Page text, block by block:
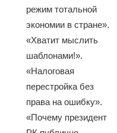
режим тотальной
экономии в стране».
«Хватит мыслить
шаблонами!».
«Налоговая
перестройка без
права на ошибку».
«Почему президент